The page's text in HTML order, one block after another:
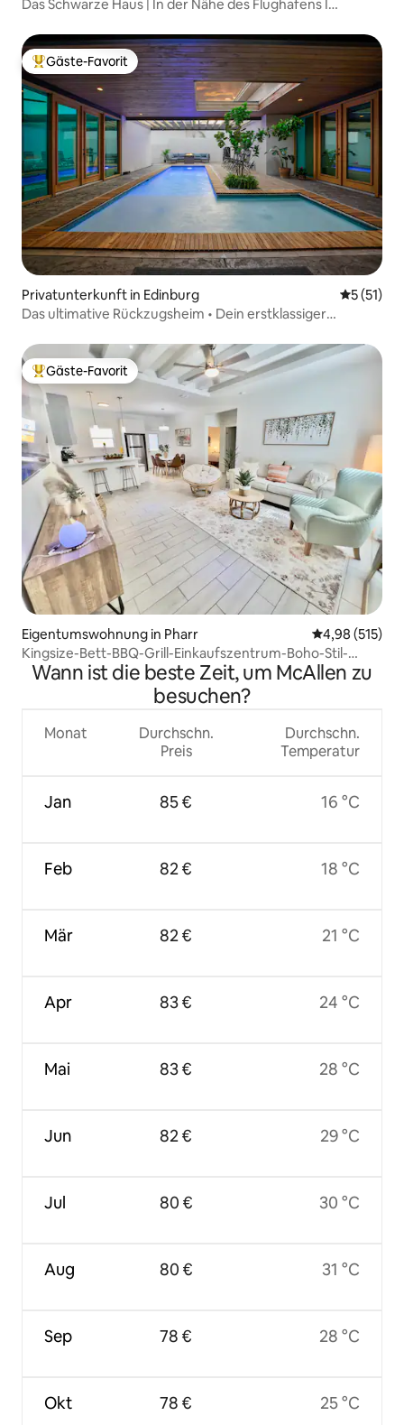
Das Schwarze Haus | In der Nähe des Flughafens I
Beliebter Gäste-Favorit.
Gäste-Favorit
Privatunterkunft in Edinburg
5 (51)
Das ultimative Rückzugsheim • Dein erstklassiger
Beliebter Gäste-Favorit.
Gäste-Favorit
Eigentumswohnung in Pharr
4,98 (515)
Kingsize-Bett-BBQ-Grill-Einkaufszentrum-Boho-Stil-
Eigentumswohnung-Privat
Wann ist die beste Zeit, um McAllen zu
besuchen?
Monat
Jan
Feb
Mär
Apr
Mai
Jun
Jul
Aug
Sep
Okt
Durchschn.
Preis
85 €
82 €
82 €
83 €
83 €
82 €
80 €
80 €
78 €
78 €
Durchschn.
Temperatur
16 °C
18 °C
21 °C
24 °C
28 °C
29 °C
30 °C
31 °C
28 °C
25 °C